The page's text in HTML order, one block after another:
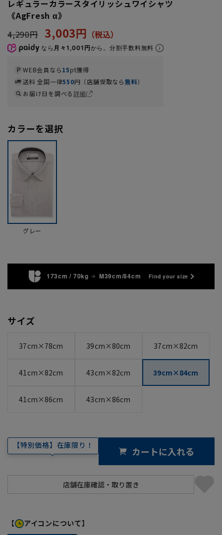
レギュラーカラースタイリッシュワイシャツ
《AgFresh α》
4,290円 3,003円
なら 月々1,001円から。分割手数料無料
WEB会員なら15pt獲得
送料 全国一律550円（店舗受取なら無料）
お届け日を調べる詳細
カラーを選択
グレー
173cm / 70kg M39cm/84cm Find your size
サイズ
37cm×78cm 39cm×80cm 37cm×82cm
41cm×82cm 43cm×82cm 39cm×84cm
41cm×86cm 43cm×86cm
【特別価格】在庫限り！ カートに入れる
【 アイコンについて】